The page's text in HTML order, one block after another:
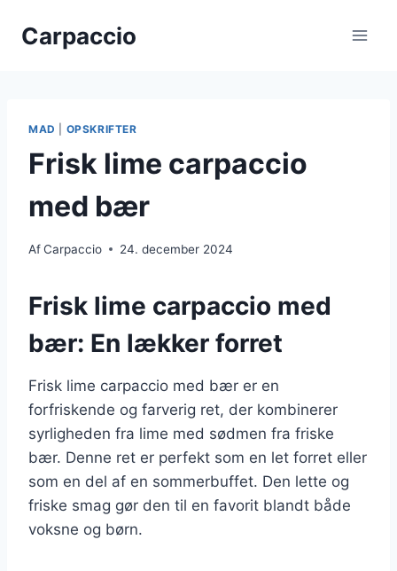
Carpaccio
MAD OPSKRIFTER
Frisk lime carpaccio
med bær
AfCarpaccio 24. december 2024
Frisk lime carpaccio med
bær: En lækker forret
Frisk lime carpaccio med bær er en
forfriskende og farverig ret, der kombinerer
syrligheden fra lime med sødmen fra friske
bær. Denne ret er perfekt som en let forret eller
som en del af en sommerbuffet. Den lette og
friske smag gør den til en favorit blandt både
voksne og børn.